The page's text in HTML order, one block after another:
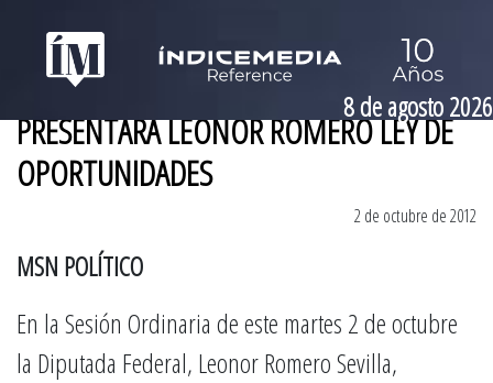
8 de agosto 2026
PRESENTARÁ LEONOR ROMERO LEY DE
OPORTUNIDADES
2 de octubre de 2012
MSN POLÍTICO
En la Sesión Ordinaria de este martes 2 de octubre
la Diputada Federal, Leonor Romero Sevilla,